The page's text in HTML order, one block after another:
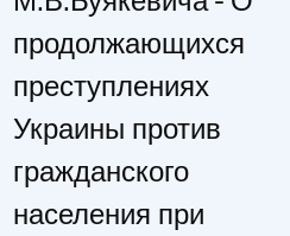
продолжающихся
преступлениях
Украины против
гражданского
населения при